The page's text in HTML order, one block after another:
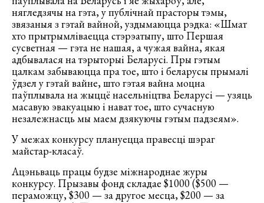
нягледзячы на гэта, у публічнай прасторы тэмы,
звязаныя з гэтай вайной, уздымаюцца рэдка: «Шмат
хто прытрымліваецца стэрэатыпу, што Першая
сусветная — гэта не нашая, а чужая вайна, якая
адбывалася на тэрыторыі Беларусі. Пры гэтым
цалкам забываюцца пра тое, што і беларусы прымалі
ўдзел у гэтай вайне, што гэтая вайна моцна
паўплывала на жыццё насельніцтва Беларусі — узяць
масавую эвакуацыю і нават тое, што сучасную
незалежнасць мы маем дзякуючы гэтым падзеям».
У межах конкурсу плануецца правесці шэраг
майстар-класаў.
Ацэньваць працы будзе міжнароднае журы
конкурсу. Прызавы фонд складае $1000 ($500 —
пераможцу, $300 — за другое месца, $200 — за